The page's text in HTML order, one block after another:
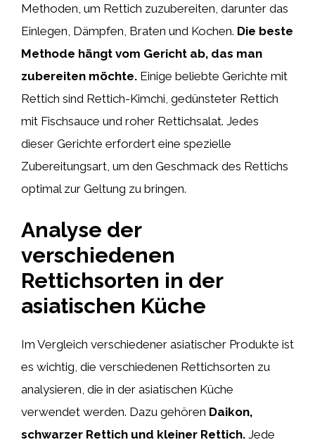
Methoden, um Rettich zuzubereiten, darunter das
Einlegen, Dämpfen, Braten und Kochen. Die beste
Methode hängt vom Gericht ab, das man
zubereiten möchte. Einige beliebte Gerichte mit
Rettich sind Rettich-Kimchi, gedünsteter Rettich
mit Fischsauce und roher Rettichsalat. Jedes
dieser Gerichte erfordert eine spezielle
Zubereitungsart, um den Geschmack des Rettichs
optimal zur Geltung zu bringen.
Analyse der
verschiedenen
Rettichsorten in der
asiatischen Küche
Im Vergleich verschiedener asiatischer Produkte ist
es wichtig, die verschiedenen Rettichsorten zu
analysieren, die in der asiatischen Küche
verwendet werden. Dazu gehören Daikon,
schwarzer Rettich und kleiner Rettich. Jede